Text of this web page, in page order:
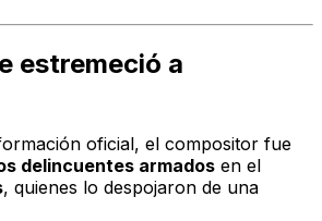
estremeció a
oficial, el compositor fue
delincuentes armados en el
, quienes lo despojaron de una